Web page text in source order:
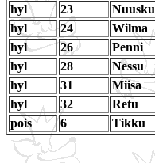
hyl
23 Nuusku
hyl
24 Wilma
hyl
26 Penni
hyl
28 Nessu
hyl
31 Miisa
hyl
32 Retu
pois
6 Tikku